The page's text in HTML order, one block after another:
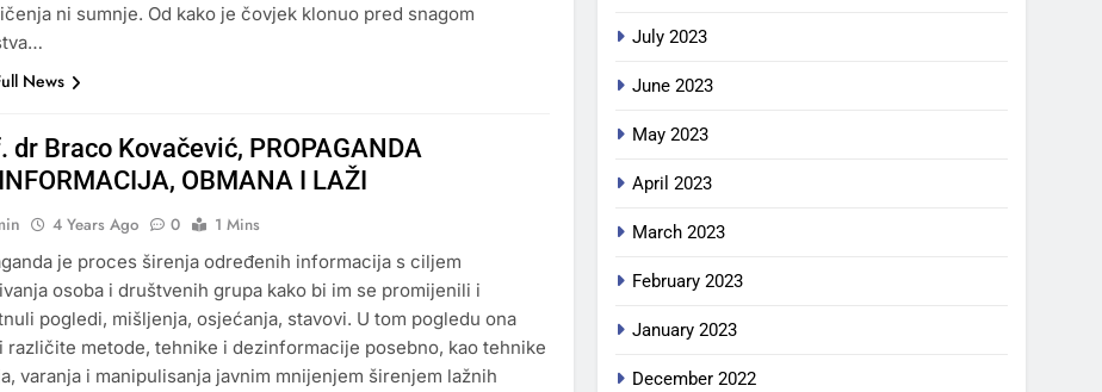
ni sumnje. Od kako je čovjek klonuo pred snagom
News
dr Braco Kovačević, PROPAGANDA
OBMANA I LAŽI
4 Years Ago 0
1 Mins
je proces širenja određenih informacija s ciljem
osoba i društvenih grupa kako bi im se promijenili i
pogledi, mišljenja, osjećanja, stavovi. U tom pogledu ona
različite metode, tehnike i dezinformacije posebno, kao tehnike
varanja i manipulisanja javnim mnijenjem širenjem lažnih
July 2023
June 2023
May 2023
April 2023
March 2023
February 2023
January 2023
December 2022